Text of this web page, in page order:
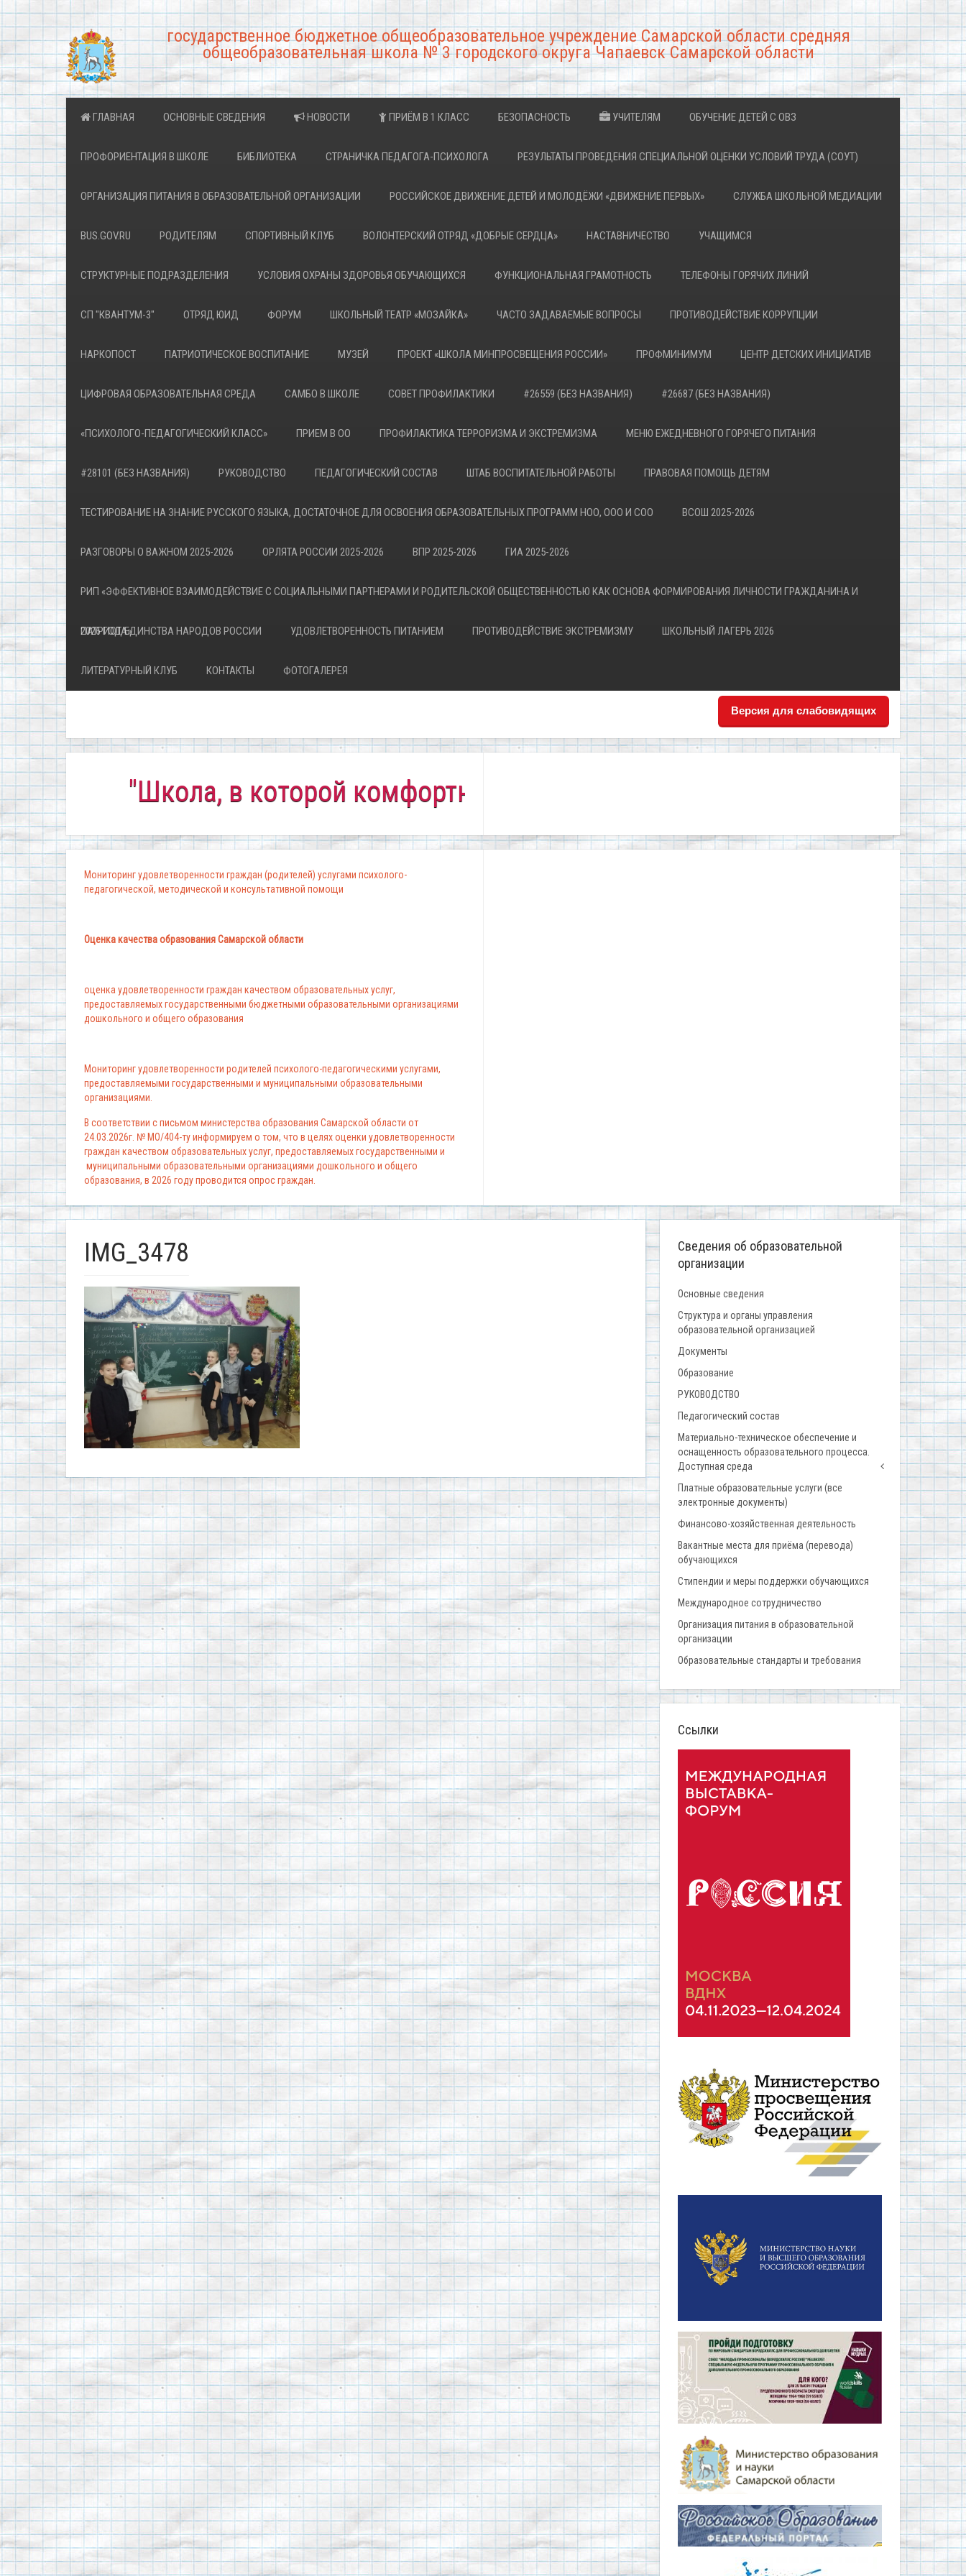
государственное бюджетное общеобразовательное учреждение Самарской области средняя
общеобразовательная школа № 3 городского округа Чапаевск Самарской области
ГЛАВНАЯ ОСНОВНЫЕ СВЕДЕНИЯ НОВОСТИ ПРИЁМ В 1 КЛАСС БЕЗОПАСНОСТЬ УЧИТЕЛЯМ ОБУЧЕНИЕ ДЕТЕЙ С ОВЗ
ПРОФОРИЕНТАЦИЯ В ШКОЛЕ БИБЛИОТЕКА СТРАНИЧКА ПЕДАГОГА-ПСИХОЛОГА РЕЗУЛЬТАТЫ ПРОВЕДЕНИЯ СПЕЦИАЛЬНОЙ ОЦЕНКИ УСЛОВИЙ ТРУДА (СОУТ)
ОРГАНИЗАЦИЯ ПИТАНИЯ В ОБРАЗОВАТЕЛЬНОЙ ОРГАНИЗАЦИИ РОССИЙСКОЕ ДВИЖЕНИЕ ДЕТЕЙ И МОЛОДЁЖИ «ДВИЖЕНИЕ ПЕРВЫХ» СЛУЖБА ШКОЛЬНОЙ МЕДИАЦИИ
BUS.GOV.RU РОДИТЕЛЯМ СПОРТИВНЫЙ КЛУБ ВОЛОНТЕРСКИЙ ОТРЯД «ДОБРЫЕ СЕРДЦА» НАСТАВНИЧЕСТВО УЧАЩИМСЯ
СТРУКТУРНЫЕ ПОДРАЗДЕЛЕНИЯ УСЛОВИЯ ОХРАНЫ ЗДОРОВЬЯ ОБУЧАЮЩИХСЯ ФУНКЦИОНАЛЬНАЯ ГРАМОТНОСТЬ ТЕЛЕФОНЫ ГОРЯЧИХ ЛИНИЙ
СП "КВАНТУМ-3" ОТРЯД ЮИД ФОРУМ ШКОЛЬНЫЙ ТЕАТР «МОЗАЙКА» ЧАСТО ЗАДАВАЕМЫЕ ВОПРОСЫ ПРОТИВОДЕЙСТВИЕ КОРРУПЦИИ
НАРКОПОСТ ПАТРИОТИЧЕСКОЕ ВОСПИТАНИЕ МУЗЕЙ ПРОЕКТ «ШКОЛА МИНПРОСВЕЩЕНИЯ РОССИИ» ПРОФМИНИМУМ ЦЕНТР ДЕТСКИХ ИНИЦИАТИВ
ЦИФРОВАЯ ОБРАЗОВАТЕЛЬНАЯ СРЕДА САМБО В ШКОЛЕ СОВЕТ ПРОФИЛАКТИКИ #26559 (БЕЗ НАЗВАНИЯ) #26687 (БЕЗ НАЗВАНИЯ)
«ПСИХОЛОГО-ПЕДАГОГИЧЕСКИЙ КЛАСС» ПРИЕМ В ОО ПРОФИЛАКТИКА ТЕРРОРИЗМА И ЭКСТРЕМИЗМА МЕНЮ ЕЖЕДНЕВНОГО ГОРЯЧЕГО ПИТАНИЯ
#28101 (БЕЗ НАЗВАНИЯ) РУКОВОДСТВО ПЕДАГОГИЧЕСКИЙ СОСТАВ ШТАБ ВОСПИТАТЕЛЬНОЙ РАБОТЫ ПРАВОВАЯ ПОМОЩЬ ДЕТЯМ
ТЕСТИРОВАНИЕ НА ЗНАНИЕ РУССКОГО ЯЗЫКА, ДОСТАТОЧНОЕ ДЛЯ ОСВОЕНИЯ ОБРАЗОВАТЕЛЬНЫХ ПРОГРАММ НОО, ООО И СОО ВСОШ 2025-2026
РАЗГОВОРЫ О ВАЖНОМ 2025-2026 ОРЛЯТА РОССИИ 2025-2026 ВПР 2025-2026 ГИА 2025-2026
РИП «ЭФФЕКТИВНОЕ ВЗАИМОДЕЙСТВИЕ С СОЦИАЛЬНЫМИ ПАРТНЕРАМИ И РОДИТЕЛЬСКОЙ ОБЩЕСТВЕННОСТЬЮ КАК ОСНОВА ФОРМИРОВАНИЯ ЛИЧНОСТИ ГРАЖДАНИНА И
ПАТРИОТА»
2026 ГОД ЕДИНСТВА НАРОДОВ РОССИИ УДОВЛЕТВОРЕННОСТЬ ПИТАНИЕМ ПРОТИВОДЕЙСТВИЕ ЭКСТРЕМИЗМУ ШКОЛЬНЫЙ ЛАГЕРЬ 2026
ЛИТЕРАТУРНЫЙ КЛУБ КОНТАКТЫ ФОТОГАЛЕРЕЯ
Версия для слабовидящих
"Школа, в которой комфортно всем!"
Мониторинг удовлетворенности граждан (родителей) услугами психолого-
педагогической, методической и консультативной помощи
Оценка качества образования Самарской области
оценка удовлетворенности граждан качеством образовательных услуг,
предоставляемых государственными бюджетными образовательными организациями
дошкольного и общего образования
Мониторинг удовлетворенности родителей психолого-педагогическими услугами,
предоставляемыми государственными и муниципальными образовательными
организациями.
В соответствии с письмом министерства образования Самарской области от
24.03.2026г. № МО/404-ту информируем о том, что в целях оценки удовлетворенности
граждан качеством образовательных услуг, предоставляемых государственными и
муниципальными образовательными организациями дошкольного и общего
образования, в 2026 году проводится опрос граждан.
IMG_3478
Сведения об образовательной
организации
Основные сведения
Структура и органы управления
образовательной организацией
Документы
Образование
РУКОВОДСТВО
Педагогический состав
Материально-техническое обеспечение и
оснащенность образовательного процесса.
Доступная среда
Платные образовательные услуги (все
электронные документы)
Финансово-хозяйственная деятельность
Вакантные места для приёма (перевода)
обучающихся
Стипендии и меры поддержки обучающихся
Международное сотрудничество
Организация питания в образовательной
организации
Образовательные стандарты и требования
Ссылки